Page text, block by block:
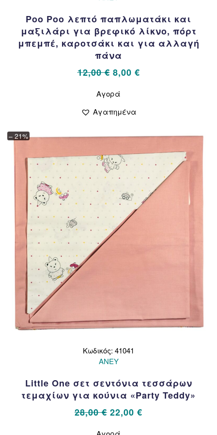
Poo Poo λεπτό παπλωματάκι και
μαξιλάρι για βρεφικό λίκνο, πόρτ
μπεμπέ, καροτσάκι και για αλλαγή
πάνα
12,00€ Original
was:
12,00 €.
8,00 €Η
Αγορά
έχει
παραλλαγές.
επιλογές
μπορούν
να
επιλεγούν
στη
σελίδα
του
Αγαπημένα
– 21%
Κωδικός: 41041
ΑΝΕΥ
Little One σετ σεντόνια τεσσάρων
τεμαχίων για κούνια «Party Teddy»
28,00€ Original
22,00 €